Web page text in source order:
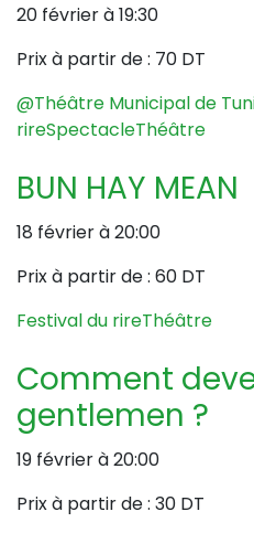
20 février à 19:30
Prix à partir de : 70 DT
@Théâtre Municipal de
rireSpectacleThéâtre
BUN HAY MEAN
18 février à 20:00
Prix à partir de : 60 DT
Festival du rireThéâtre
Comment
gentlemen ?
19 février à 20:00
Prix à partir de : 30 DT